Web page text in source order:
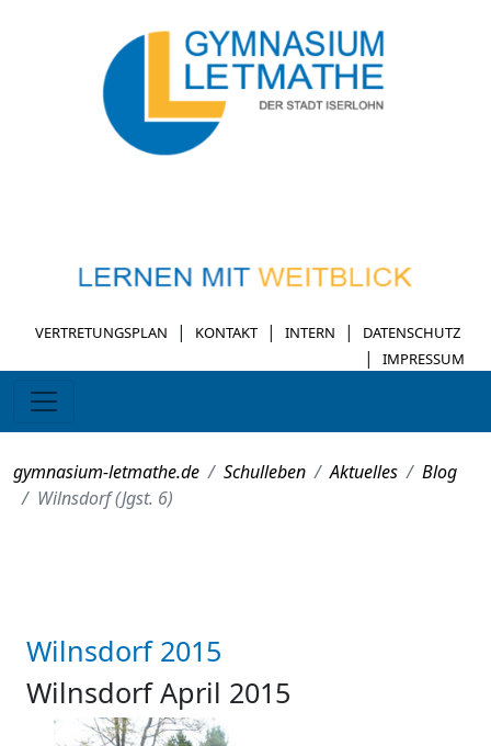
VERTRETUNGSPLAN | KONTAKT | INTERN | DATENSCHUTZ
| IMPRESSUM
gymnasium-letmathe.de Schulleben Aktuelles
Blog
Wilnsdorf (Jgst. 6)
Wilnsdorf 2015
Wilnsdorf April 2015